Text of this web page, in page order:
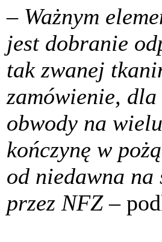
– Ważnym
jest dobranie
tak zwanej
zamówienie,
obwody na
kończynę w
od niedawna na
przez NFZ –